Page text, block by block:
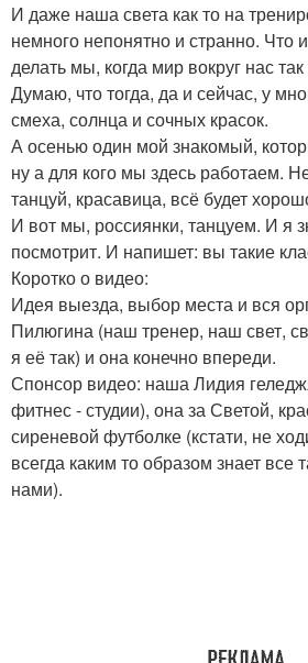
И даже наша света как то на
немного непонятно и странно. Что
делать мы, когда мир вокруг нас
Думаю, что тогда, да и сейчас, у
смеха, солнца и сочных красок.
А осенью один мой знакомый,
ну а для кого мы здесь работаем.
танцуй, красавица, всё будет
И вот мы, россиянки, танцуем. И я
посмотрит. И напишет: вы такие
Коротко о видео:
Идея выезда, выбор места и вся
Пилюгина (наш тренер, наш свет,
я её так) и она конечно впереди.
Спонсор видео: наша Лидия
фитнес - студии), она за Светой,
сиреневой футболке (кстати, не
всегда каким то образом знает все
нами).